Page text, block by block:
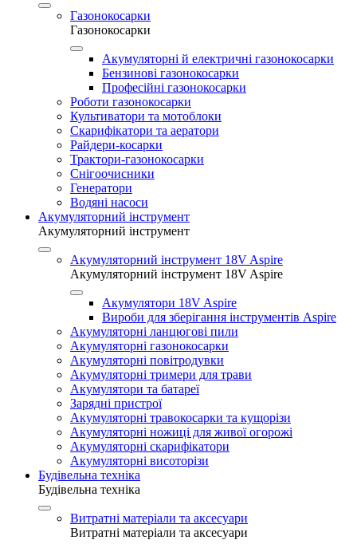
Газонокосарки
Газонокосарки
Акумуляторні й електричні газонокосарки
Бензинові газонокосарки
Професійні газонокосарки
Роботи газонокосарки
Культиватори та мотоблоки
Скарифікатори та аератори
Райдери-косарки
Трактори-газонокосарки
Снігоочисники
Генератори
Водяні насоси
Акумуляторний інструмент
Акумуляторний інструмент
Акумуляторний інструмент 18V Aspire
Акумуляторний інструмент 18V Aspire
Акумулятори 18V Aspire
Вироби для зберігання інструментів Aspire
Акумуляторні ланцюгові пили
Акумуляторні газонокосарки
Акумуляторні повітродувки
Акумуляторні тримери для трави
Акумулятори та батареї
Зарядні пристрої
Акумуляторні травокосарки та кущорізи
Акумуляторні ножиці для живої огорожі
Акумуляторні скарифікатори
Акумуляторні висоторізи
Будівельна техніка
Будівельна техніка
Витратні матеріали та аксесуари
Витратні матеріали та аксесуари